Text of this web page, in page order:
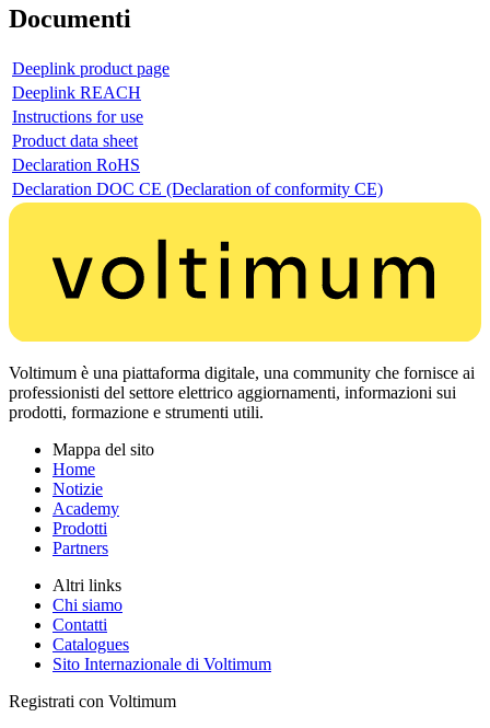
Documenti
Deeplink product page
Deeplink REACH
Instructions for use
Product data sheet
Declaration RoHS
Declaration DOC CE (Declaration of conformity CE)
Voltimum è una piattaforma digitale, una community che fornisce ai
professionisti del settore elettrico aggiornamenti, informazioni sui
prodotti, formazione e strumenti utili.
Mappa del sito
Home
Notizie
Academy
Prodotti
Partners
Altri links
Chi siamo
Contatti
Catalogues
Sito Internazionale di Voltimum
Registrati con Voltimum